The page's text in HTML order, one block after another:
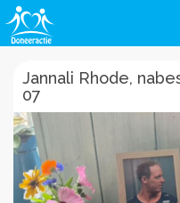
Jannali Rhode,
07